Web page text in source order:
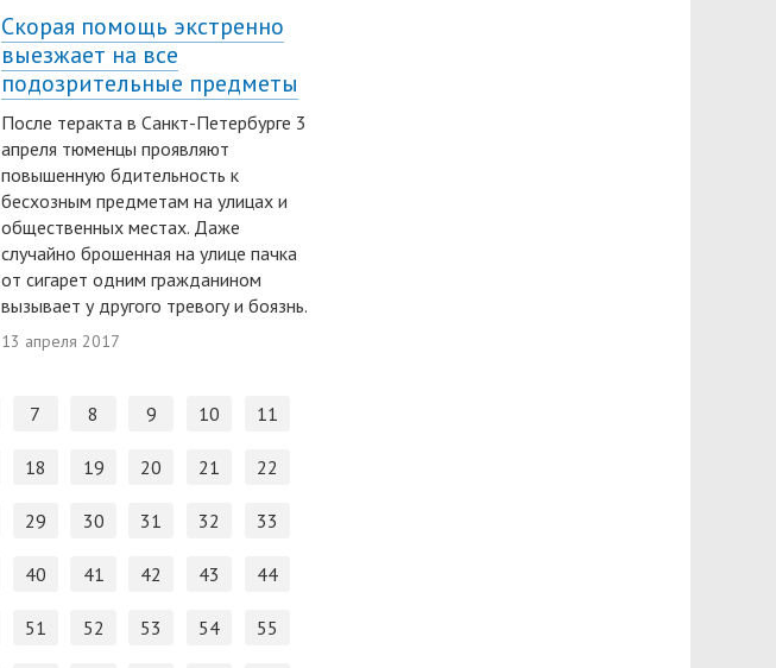
Скорая помощь экстренно
выезжает на все
подозрительные предметы
После теракта в Санкт-Петербурге 3
апреля тюменцы проявляют
повышенную бдительность к
бесхозным предметам на улицах и
общественных местах. Даже
случайно брошенная на улице пачка
от сигарет одним гражданином
вызывает у другого тревогу и боязнь.
13 апреля 2017
7 8 9 10 11
18 19 20 21 22
29 30 31 32 33
40 41 42 43 44
51 52 53 54 55